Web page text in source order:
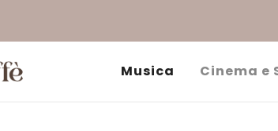
Musica Cinema e